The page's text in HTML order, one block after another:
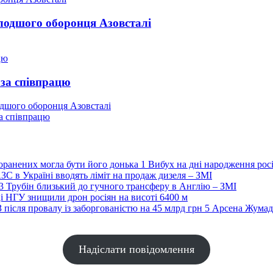
оборонця Азовсталі
співпрацю
оборонця Азовсталі
співпрацю
1 Вибух на дні народження
в Україні вводять ліміт на продаж дизеля – ЗМІ
Трубін близький до гучного трансферу в Англію – ЗМІ
НГУ знищили дрон росіян на висоті 6400 м
5 Арсена
Надіслати повідомлення